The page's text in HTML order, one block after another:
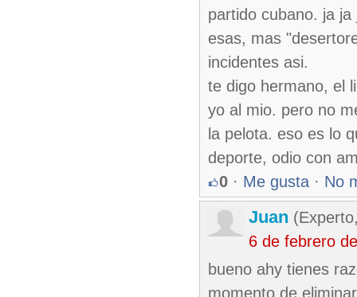
partido cubano. ja
esas, mas
incidentes asi.
te digo hermano, el
yo al mio. pero no
la pelota. eso es lo
deporte, odio con
0 · Me gusta · No
Juan
6 de febrero
bueno ahy tienes
momento de